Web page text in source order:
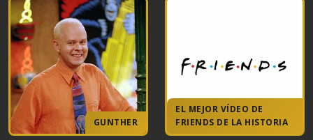
GUNTHER
EL MEJOR VÍDEO DE
FRIENDS DE LA HISTORIA